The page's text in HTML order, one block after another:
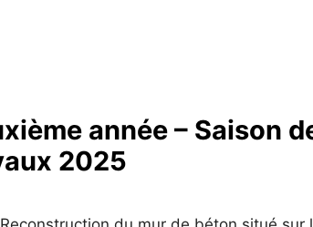
année – Saison
2025